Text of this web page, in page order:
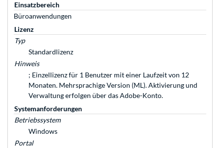
Einsatzbereich
Büroanwendungen
Lizenz
Typ
Standardlizenz
Hinweis
; Einzellizenz für 1 Benutzer mit einer Laufzeit von 12
Monaten. Mehrsprachige Version (ML). Aktivierung und
Verwaltung erfolgen über das Adobe-Konto.
Systemanforderungen
Betriebssystem
Windows
Portal